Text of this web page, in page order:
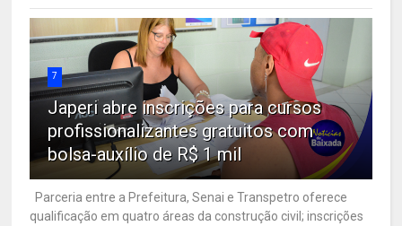
7
Japeri abre inscrições para cursos
profissionalizantes gratuitos com
bolsa-auxílio de R$ 1 mil
Parceria entre a Prefeitura, Senai e Transpetro oferece
qualificação em quatro áreas da construção civil; inscrições